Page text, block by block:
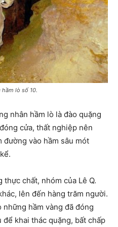
lò số 10.
nhân hầm lò là đào quặng
cửa, thất nghiệp nên
vào hầm sâu mót
thực chất, nhóm của Lê Q.
lên đến hàng trăm người.
hầm vàng đã đóng
khai thác quặng, bất chấp